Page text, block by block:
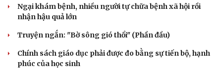
Ngại khám bệnh, nhiều người tự chữa bệnh xã hội rồi
nhận hậu quả lớn
Truyện ngắn: "Bờ sông gió thổi" (Phần đầu)
Chính sách giáo dục phải được đo bằng sự tiến bộ, hạnh
phúc của học sinh